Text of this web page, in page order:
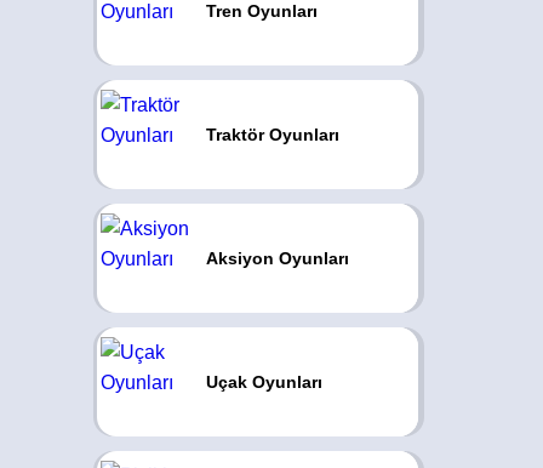
Tren Oyunları
Traktör Oyunları
Aksiyon Oyunları
Uçak Oyunları